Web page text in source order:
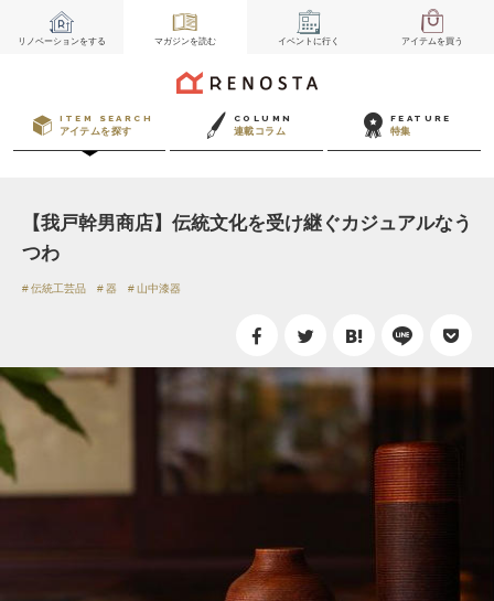
リノベーションをする マガジンを読む イベント に行く アイテムを買う
ITEM SEARCH
アイテムを探す
COLUMN
連載コラム
FEATURE
特集
【我戸幹男商店】伝統文化を受け継ぐカジュアルなう
つわ
伝統工芸品 器 山中漆器